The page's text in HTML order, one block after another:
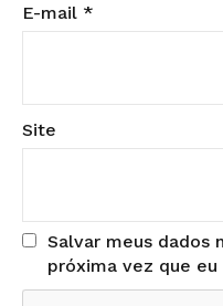
E-mail *
Site
Salvar meus dados
próxima vez que eu